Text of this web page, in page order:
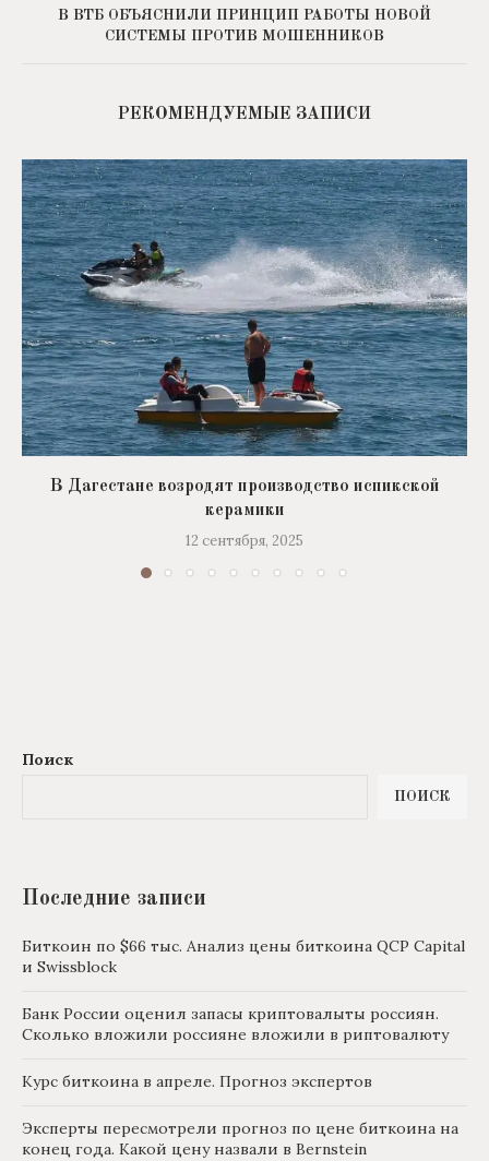
В ВТБ ОБЪЯСНИЛИ ПРИНЦИП РАБОТЫ НОВОЙ
СИСТЕМЫ ПРОТИВ МОШЕННИКОВ
РЕКОМЕНДУЕМЫЕ ЗАПИСИ
В Дагестане возродят производство испикской
керамики
12 сентября, 2025
Поиск
ПОИСК
Последние записи
Биткоин по $66 тыс. Анализ цены биткоина QCP Capital
и Swissblock
Банк России оценил запасы криптовалыты россиян.
Сколько вложили россияне вложили в риптовалюту
Курс биткоина в апреле. Прогноз экспертов
Эксперты пересмотрели прогноз по цене биткоина на
конец года. Какой цену назвали в Bernstein